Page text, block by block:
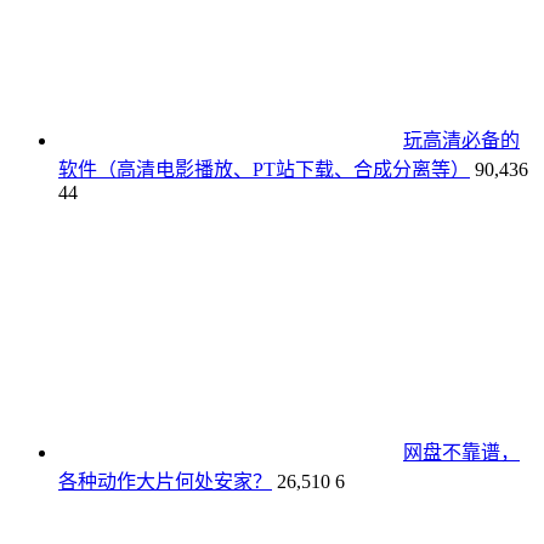
玩高清必备的
软件（高清电影播放、PT站下载、合成分离等）
90,436
44
网盘不靠谱，
各种动作大片何处安家？
26,510 6